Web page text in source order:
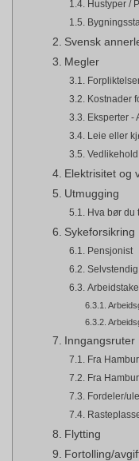
Hustyper /
Svensk
Megler
Kostnader
Eksperter -
Leie eller
Elektrisitet og
Utmugging
Hva bør du
Sykeforsikring
Pensjonist
Inngangsruter
Fra
Fra
Fordeler/
Flytting
Fortolling/